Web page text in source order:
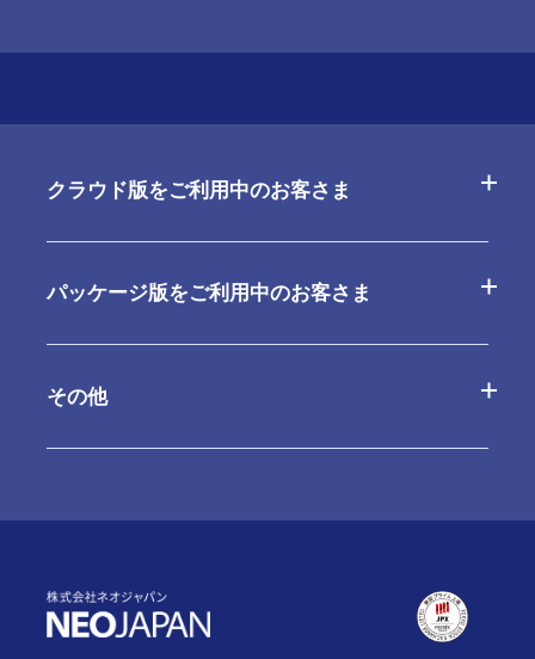
クラウド版をご利用中のお客さま
よくあるご質問
ご利用内容の変更
活用ガイド・その他のサポート
パッケージ版をご利用中のお客さま
よくあるご質問
お知らせ
その他